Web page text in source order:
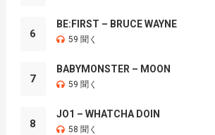
6
BE:FIRST – BRUCE WAYNE
59 聞く
7
BABYMONSTER – MOON
59 聞く
8
JO1 – WHATCHA DOIN
58 聞く